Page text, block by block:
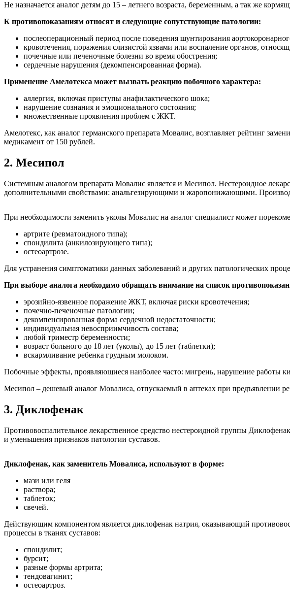
Не назначается аналог детям до 15 – летнего возраста, беременным, а так же
К противопоказаниям относят и следующие сопутствующие патологии:
послеоперационный период после поведения шунтирования
кровотечения, поражения слизистой язвами или воспаление органов,
почечные или печеночные болезни во время обострения;
сердечные нарушения (декомпенсированная форма).
Применение Амелотекса может вызвать реакцию побочного характера:
аллергия, включая приступы анафилактического шока;
нарушение сознания и эмоционального состояния;
множественные проявления проблем с ЖКТ.
Амелотекс, как аналог германского препарата Мовалис, возглавляет рейтинг
медикамент от 150 рублей.
2. Месипол
Системным аналогом препарата Мовалис является и Месипол. Нестероидное
дополнительными свойствами: анальгезирующими и жаропонижающими.
При необходимости заменить уколы Мовалис на аналог специалист может
артрите (ревматоидного типа);
спондилита (анкилозирующего типа);
остеоартрозе.
Для устранения симптоматики данных заболеваний и других патологических
При выборе аналога необходимо обращать внимание на список
эрозийно-язвенное поражение ЖКТ, включая риски кровотечения;
почечно-печеночные патологии;
декомпенсированная форма сердечной недостаточности;
индивидуальная невосприимчивость состава;
любой триместр беременности;
возраст больного до 18 лет (уколы), до 15 лет (таблетки);
вскармливание ребенка грудным молоком.
Побочные эффекты, проявляющиеся наиболее часто: мигрень, нарушение работы
Месипол – дешевый аналог Мовалиса, отпускаемый в аптеках при предъявлении
3. Диклофенак
Противовоспалительное лекарственное средство нестероидной группы
и уменьшения признаков патологии суставов.
Диклофенак, как заменитель Мовалиса, используют в форме:
мази или геля
раствора;
таблеток;
свечей.
Действующим компонентом является диклофенак натрия, оказывающий
процессы в тканях суставов:
спондилит;
бурсит;
разные формы артрита;
тендовагинит;
остеоартроз.